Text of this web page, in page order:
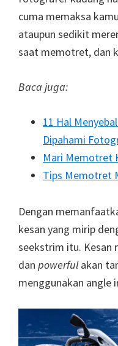
cuma memaksa
ataupun sedikit
saat memotret, dan
Baca juga:
11 Hal
Dipahami
Mari Memotret
Tips Memotret
Dengan
kesan yang mirip
seekstrim itu. Kesan
dan powerfulakan
menggunakan angle